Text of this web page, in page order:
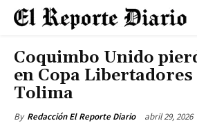
Coquimbo Unido
en Copa Libertadores
Tolima
By Redacción El Reporte Diario abril 29, 2026